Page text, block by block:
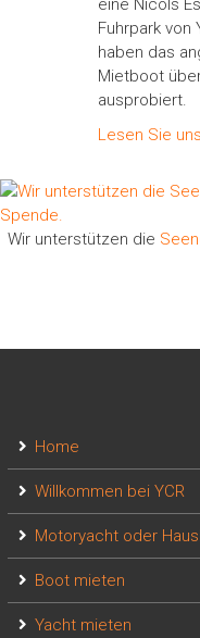
Fuhrpark von
haben das
Mietboot
ausprobiert.
Lesen Sie
Wir unterstützen die
Home
Willkommen bei YCR
Motoryacht oder
Boot mieten
Yacht mieten